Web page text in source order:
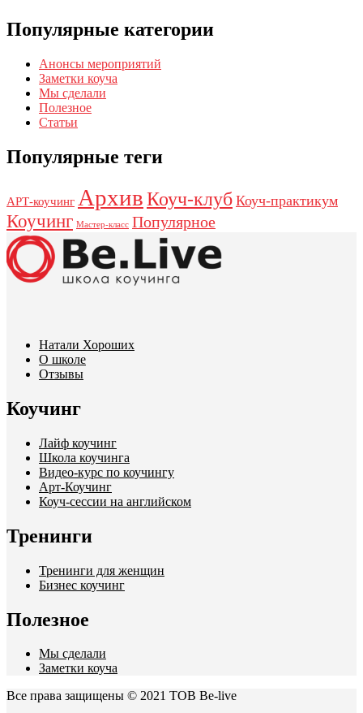
Популярные категории
Анонсы мероприятий
Заметки коуча
Мы сделали
Полезное
Статьи
Популярные теги
АРТ-коучинг АрхивКоуч-клуб Коуч-практикум
Коучинг Мастер-класс Популярное
Натали Хороших
О школе
Отзывы
Коучинг
Лайф коучинг
Школа коучинга
Видео-курс по коучингу
Арт-Коучинг
Коуч-сессии на английском
Тренинги
Тренинги для женщин
Бизнес коучинг
Полезное
Мы сделали
Заметки коуча
Все права защищены © 2021 ТОВ Be-live